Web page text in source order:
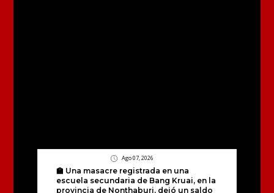
Ago 07, 2026
🏫 Una masacre registrada en una
escuela secundaria de Bang Kruai, en la
provincia de Nonthaburi, dejó un saldo